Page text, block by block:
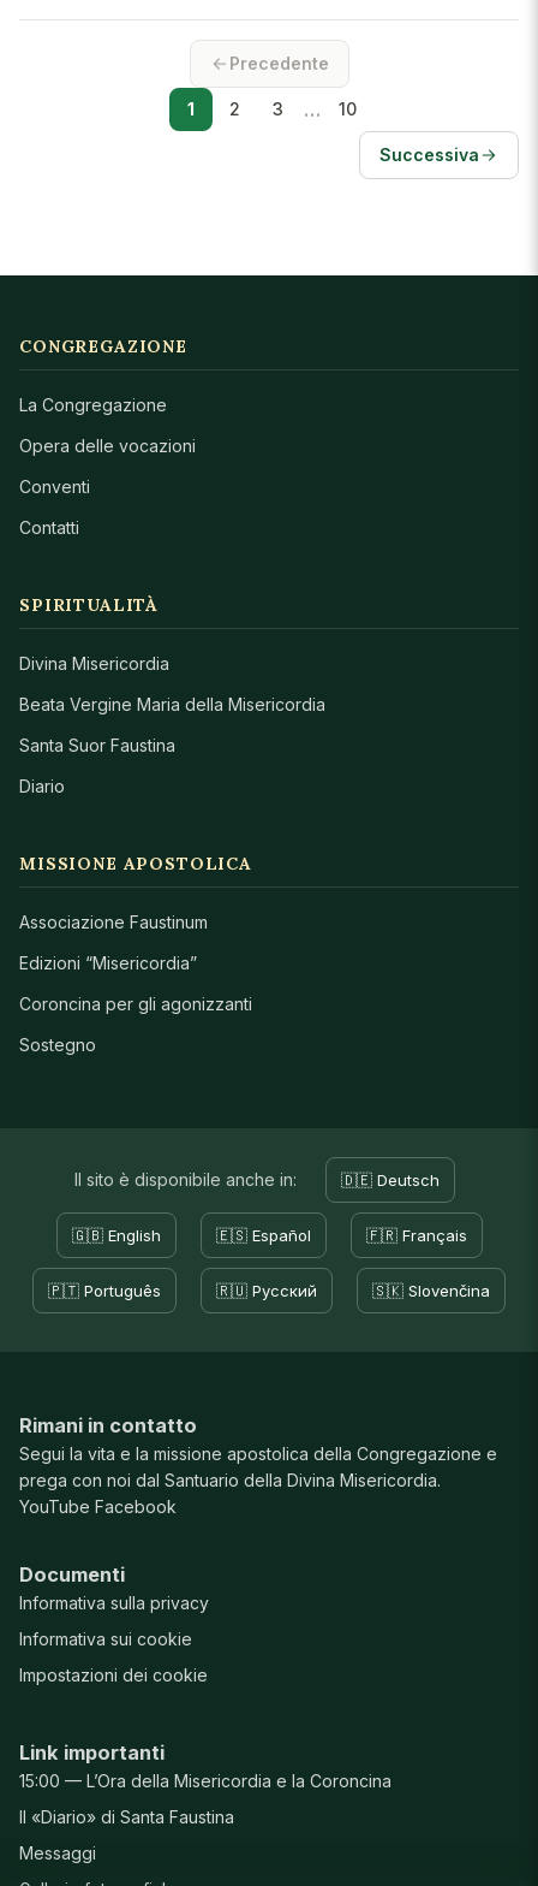
Precedente
1 2 3 … 10
Successiva
CONGREGAZIONE
La Congregazione
Opera delle vocazioni
Conventi
Contatti
SPIRITUALITÀ
Divina Misericordia
Beata Vergine Maria della Misericordia
Santa Suor Faustina
Diario
MISSIONE APOSTOLICA
Associazione Faustinum
Edizioni “Misericordia”
Coroncina per gli agonizzanti
Sostegno
Il sito è disponibile anche in: 🇩🇪 Deutsch
🇬🇧 English 🇪🇸 Español 🇫🇷 Français
🇵🇹 Português 🇷🇺 Русский 🇸🇰 Slovenčina
Rimani in contatto
Segui la vita e la missione apostolica della Congregazione e
prega con noi dal Santuario della Divina Misericordia.
YouTube Facebook
Documenti
Informativa sulla privacy
Informativa sui cookie
Impostazioni dei cookie
Link importanti
15:00 — L’Ora della Misericordia e la Coroncina
Il «Diario» di Santa Faustina
Messaggi